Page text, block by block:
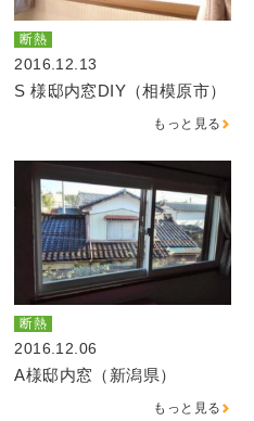
断熱
2016.12.13
S 様邸内窓DIY（相模原市）
もっと見る
断熱
2016.12.06
A様邸内窓（新潟県）
もっと見る